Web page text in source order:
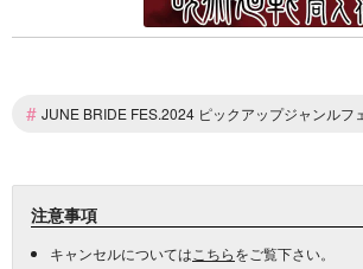
# JUNE BRIDE FES.2024 ピックアップジャンルフ
注意事項
キャンセルについては こちらをご覧下さい。